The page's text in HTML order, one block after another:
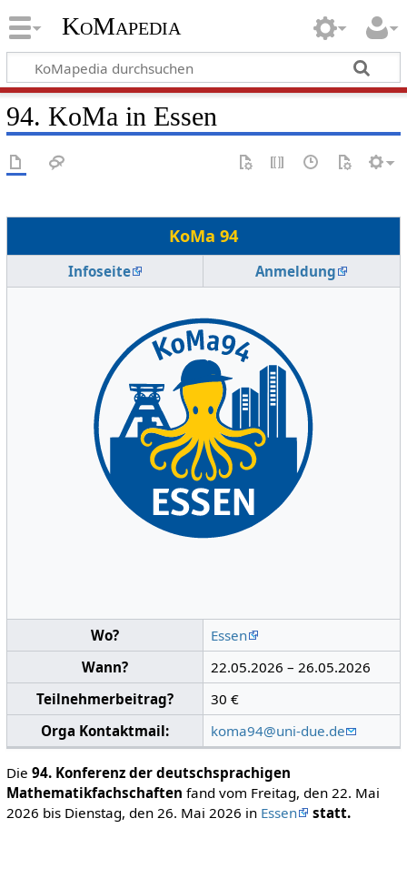
KoMapedia
94. KoMa in Essen
KoMa 94
Infoseite Anmeldung
Wo?
Essen
Wann?
22.05.2026 – 26.05.2026
Teilnehmerbeitrag?
30 €
Orga Kontaktmail:
koma94@uni-due.de
Die 94. Konferenz der deutschsprachigen
Mathematikfachschaften fand vom Freitag, den 22. Mai
2026 bis Dienstag, den 26. Mai 2026 in Essen statt.